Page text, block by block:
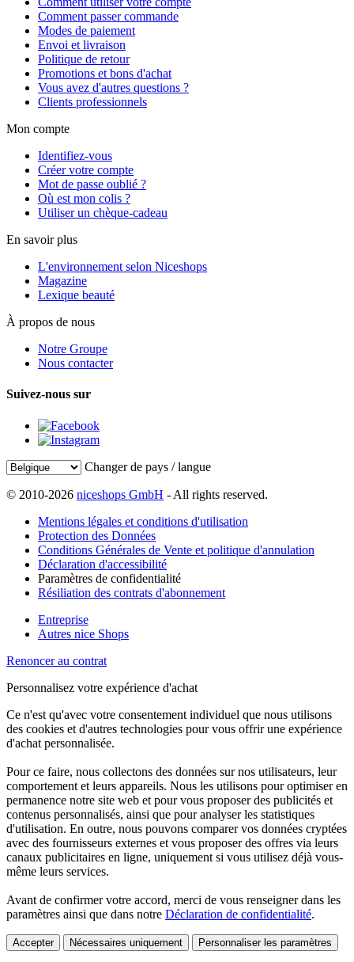
Comment passer commande
Modes de paiement
Envoi et livraison
Politique de retour
Promotions et bons d'achat
Vous avez d'autres questions ?
Clients professionnels
Mon compte
Identifiez-vous
Créer votre compte
Mot de passe oublié ?
Où est mon colis ?
Utiliser un chèque-cadeau
En savoir plus
L'environnement selon Niceshops
Magazine
Lexique beauté
À propos de nous
Notre Groupe
Nous contacter
Suivez-nous sur
Changer de pays / langue
© 2010-2026 niceshops GmbH - All rights reserved.
Mentions légales et conditions d'utilisation
Protection des Données
Conditions Générales de Vente et politique d'annulation
Déclaration d'accessibilité
Paramètres de confidentialité
Résiliation des contrats d'abonnement
Entreprise
Autres nice Shops
Renoncer au contrat
Personnalisez votre expérience d'achat
Ce n'est qu'avec votre consentement individuel que nous utilisons
des cookies et d'autres technologies pour vous offrir une expérience
d'achat personnalisée.
Pour ce faire, nous collectons des données sur nos utilisateurs, leur
comportement et leurs appareils. Nous les utilisons pour optimiser en
permanence notre site web et pour vous proposer des publicités et
contenus personnalisés, ainsi que pour analyser les statistiques
d'utilisation. En outre, nous pouvons comparer vos données cryptées
avec des fournisseurs externes et vous proposer des offres via leurs
canaux publicitaires en ligne, uniquement si vous utilisez déjà vous-
même leurs services.
Avant de confirmer votre accord, merci de vous renseigner dans les
paramètres ainsi que dans notre Déclaration de confidentialité.
Accepter Nécessaires uniquement Personnaliser les paramètres